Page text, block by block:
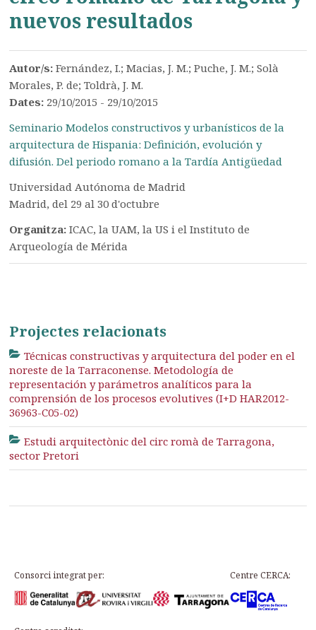
nuevos resultados
Autor/s:Fernández, I.; Macias, J. M.; Puche, J. M.; Solà
Morales, P. de; Toldrà, J. M.
Dates: 29/10/2015 - 29/10/2015
Seminario Modelos constructivos y urbanísticos de la
arquitectura de Hispania: Definición, evolución y
difusión. Del periodo romano a la Tardía Antigüedad
Universidad Autónoma de Madrid
Madrid, del 29 al 30 d'octubre
Organitza:ICAC, la UAM, la US i el Instituto de
Arqueología de Mérida
Projectes relacionats
Técnicas constructivas y arquitectura del poder en el
noreste de la Tarraconense. Metodología de
representación y parámetros analíticos para la
comprensión de los procesos evolutives (I+D HAR2012-
36963-C05-02)
Estudi arquitectònic del circ romà de Tarragona,
sector Pretori
Consorci integrat per: Centre CERCA: